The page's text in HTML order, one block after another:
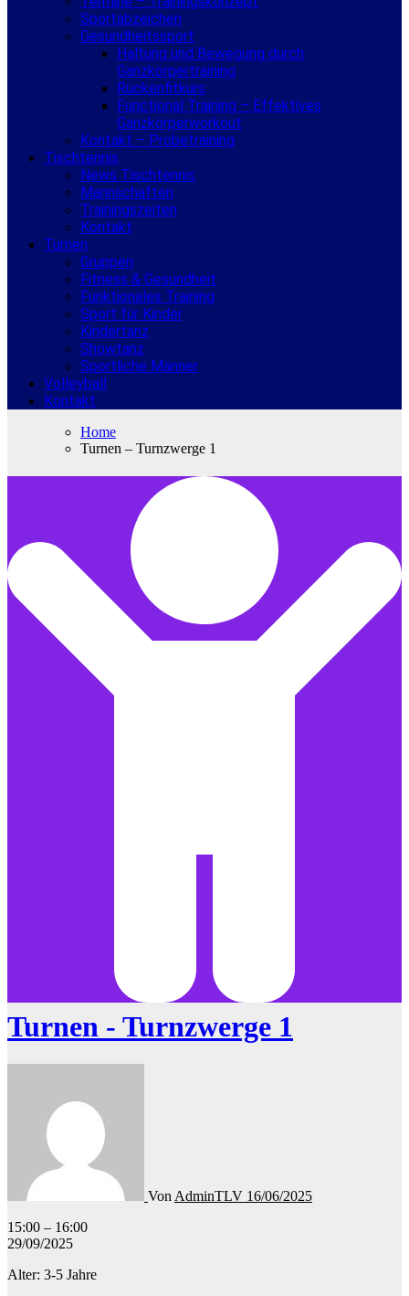
Sportabzeichen
Gesundheitssport
Haltung und Bewegung durch
Ganzkörpertraining
Rückenfitkurs
Functional Training – Effektives
Ganzkörperworkout
Kontakt – Probetraining
Tischtennis
News Tischtennis
Mannschaften
Trainingszeiten
Kontakt
Turnen
Gruppen
Fitness & Gesundheit
Funktionales Training
Sport für Kinder
Kindertanz
Showtanz
Sportliche Männer
Volleyball
Kontakt
Home
Turnen – Turnzwerge 1
Turnen - Turnzwerge 1
Von AdminTLV 16/06/2025
Turnen
-
1
15:00 – 16:00
29/09/2025
Alter: 3-5 Jahre